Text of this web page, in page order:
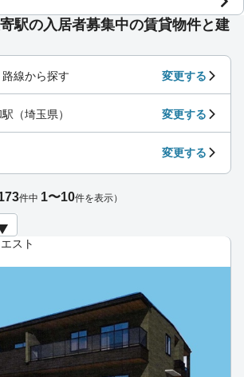
駅の入居者募集中の賃貸物件と建
スト
線から探す 変更する
（埼玉県） 変更する
変更する
件中 1〜10件を表示）